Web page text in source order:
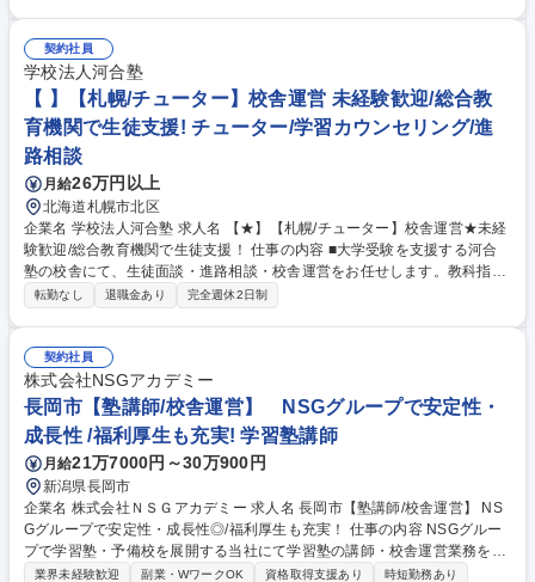
習進度管理等。 ・対保護者：生徒さんの教育相談、学習プランの提案等。
・経営：集客(イベント企画等)、近隣競合のリサーチ、講師の採用・育成
等。 ◎まずは基幹校舎で先輩社員からOJTで学んでいただきます。半年～
1年後に校舎の責任者となっていただくようアシストします。 募集職種 三
木【個別指導Axisの運営スタッフ】未経験OK/授業無し/生徒に向き合える
環境
契約社員
学校法人河合塾
【 】【札幌/チューター】校舎運営 未経験歓迎/総合教
育機関で生徒支援! チューター/学習カウンセリング/進
路相談
月給26万円以上
北海道札幌市北区
企業名 学校法人河合塾 求人名 【★】【札幌/チューター】校舎運営★未経
験歓迎/総合教育機関で生徒支援！ 仕事の内容 ■大学受験を支援する河合
塾の校舎にて、生徒面談・進路相談・校舎運営をお任せします。教科指導
ではなく、生徒の伴走支援が中心です。 ■生徒対応：進路面談、学習状況
作成、各種案内資料作成、校舎運営に関する事務対応 ★顧客折衝経験を活
かし、教育業界で生徒の成長を支えたい方歓迎です★ 募集職種 【★】
【札幌/チューター】校舎運営★未経験歓迎/総合教育機関で生徒支援！
転勤なし 退職金あり 完全週休2日制
契約社員
株式会社NSGアカデミー
長岡市【塾講師/校舎運営】 NSGグループで安定性・
成長性 /福利厚生も充実! 学習塾講師
月給21万7000円～30万900円
新潟県長岡市
企業名 株式会社ＮＳＧアカデミー 求人名 長岡市【塾講師/校舎運営】 NS
Gグループで安定性・成長性◎/福利厚生も充実！ 仕事の内容 NSGグルー
プで学習塾・予備校を展開する当社にて学習塾の講師・校舎運営業務をご
担当いただきます。初期配属は長岡市の校舎を予定しております。※正社
業界未経験歓迎 副業・WワークOK 資格取得支援あり 時短勤務あり